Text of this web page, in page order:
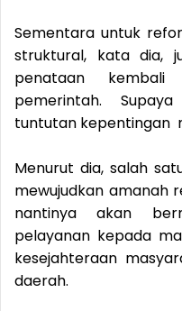
Sementara untuk
struktural, kata dia,
penataan
pemerintah.
tuntutan kepentingan
Menurut dia, salah
mewujudkan amanah
nantinya akan
pelayanan kepada
kesejahteraan
daerah.